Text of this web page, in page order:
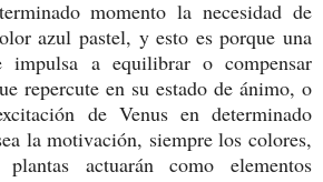
momento la necesidad de
azul pastel, y esto es porque una
impulsa a equilibrar o compensar
repercute en su estado de ánimo, o
de Venus en determinado
la motivación, siempre los colores,
actuarán como elementos